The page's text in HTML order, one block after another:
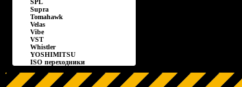
SPL
Supra
Tomahawk
Velas
Vibe
VST
Whistler
YOSHIMITSU
ISO переходники